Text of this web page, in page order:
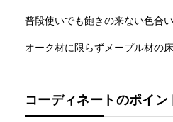
普段使いでも飽きの来ない色合い
オーク材に限らずメープル材の
コーディネートのポイン